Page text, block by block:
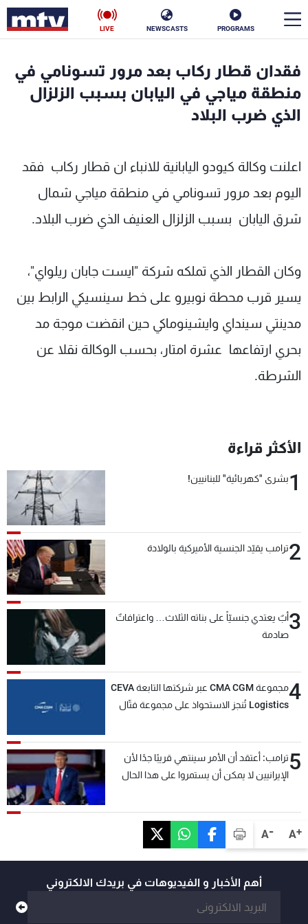
PROGRAMS
NEWSCASTS
LIVE
A+
A-
فقدان قطار ركاب بعد مرور تسونامي في
منطقة مياجي في اليابان بسبب الزلزال
الذي ضرب البلاد
اعلنت وكالة كيودو اليابانية للانباء ان قطار ركاب فقد
اليوم بعد مرور تسونامي في منطقة مياجي شمال
شرق اليابان بسبب الزلزال العنيف الذي ضرب البلاد.
وكان القطار الذي تملكه شركة "ايست جابان ريلواي"،
يسير قرب محطة نوبيرو على خط سينسيكي الرابط بين
مدينتي سينداي وايشينوماكي حين انقضت موجة مد
بحري ارتفاعها عشرة امتار، بحسب الوكالة نقلا عن
الشرطة.
الأكثر قراءة
1بشرى "كهربائية" للبنانيين!
2ترامب يقيّد الجنسية الأميركية بالولادة
3أبٌ يعتدي جنسيّاً على بناته الثلاث… واعترافاتٌ
صادمة
4
مجموعة CMA CGM عبر شركتها التابعة CEVA
Logistics تُنجز الاستحواذ على مجموعة فتّال
5ترامب: أعتقد أن الأمر سينتهي قريبًا جدًا لأن
الإيرانيين لا يمكن أن يستمروا على هذا الحال
أهم الأخبار و الفيديوهات في بريدك الالكتروني
الأخبار
سياسة
منوعات رياضة
كأس العالم
جدول البرامج
شاهد البرامج
الترددات